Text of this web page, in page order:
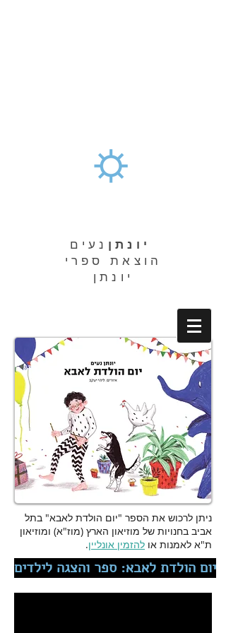
יונתן נעים
הוצאת ספרי
יונתן
ניתן לרכוש את הספר "יום הולדת לאבא" בתל
אביב בחנויות של מוזיאון הארץ (מוז"א) ומוזיאון
ת"א לאמנות או להזמין אונליין.
יום הולדת לאבא: ספר והצגה לילדים